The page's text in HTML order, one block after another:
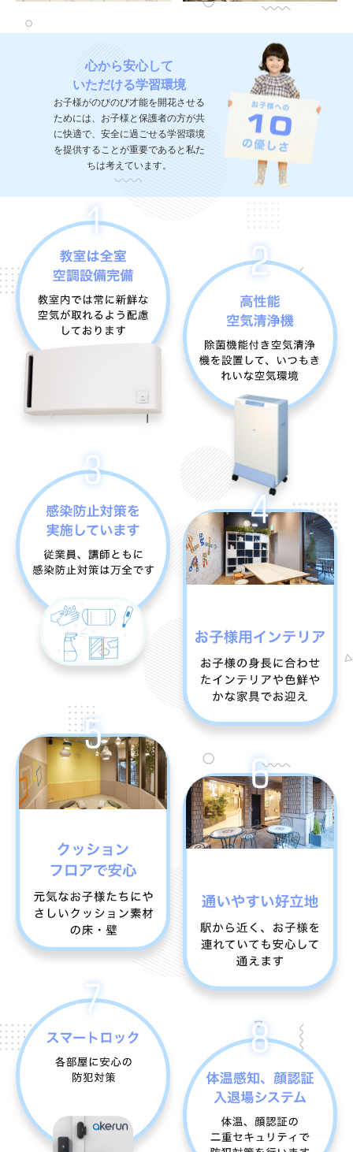
心から安心して
いただける学習環境
お子様がのびのび才能を開花させる
ためには、お子様と保護者の方が共
に快適で、安全に過ごせる学習環境
を提供することが重要であると私た
ちは考えています。